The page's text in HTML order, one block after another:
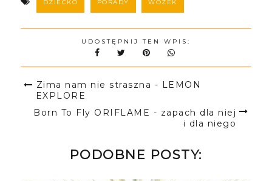
DZIECKO PORADY WÓZEK
UDOSTĘPNIJ TEN WPIS:
Zima nam nie straszna - LEMON
EXPLORE
Born To Fly ORIFLAME - zapach dla niej
i dla niego
PODOBNE POSTY: